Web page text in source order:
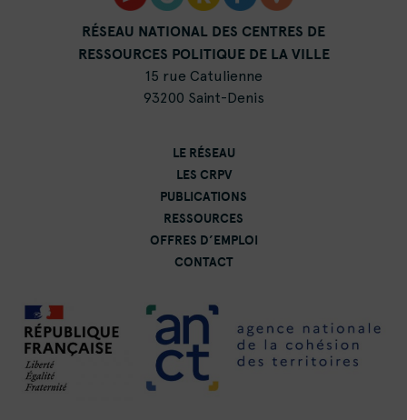
RÉSEAU NATIONAL DES CENTRES DE
RESSOURCES POLITIQUE DE LA VILLE
15 rue Catulienne
93200 Saint-Denis
LE RÉSEAU
LES CRPV
PUBLICATIONS
RESSOURCES
OFFRES D’EMPLOI
CONTACT